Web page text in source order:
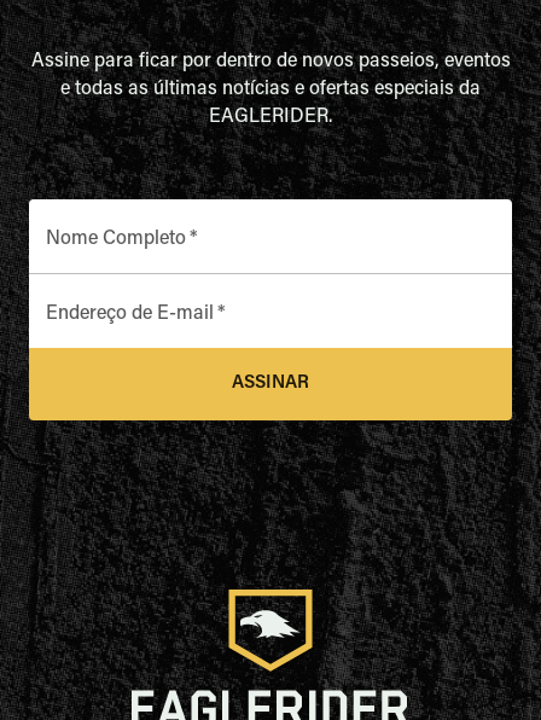
Assine para ficar por dentro de novos passeios, eventos
e todas as últimas notícias e ofertas especiais da
EAGLERIDER.
Nome Completo*
Endereço de E-mail *
ASSINAR